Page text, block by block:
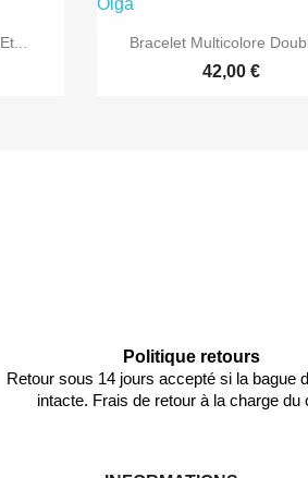
 Aperçu rapide
Bracelet Multicolore
42,00 €
Politique retours
Retour sous 14 jours accepté si la bague
intacte. Frais de retour à la charge du